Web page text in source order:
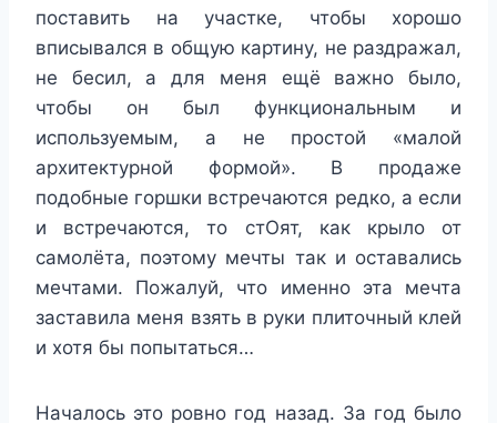
поставить на участке, чтобы хорошо
вписывался в общую картину, не раздражал,
не бесил, а для меня ещё важно было,
чтобы он был функциональным и
используемым, а не простой «малой
архитектурной формой». В продаже
подобные горшки встречаются редко, а если
и встречаются, то стОят, как крыло от
самолёта, поэтому мечты так и оставались
мечтами. Пожалуй, что именно эта мечта
заставила меня взять в руки плиточный клей
и хотя бы попытаться…
Началось это ровно год назад. За год было